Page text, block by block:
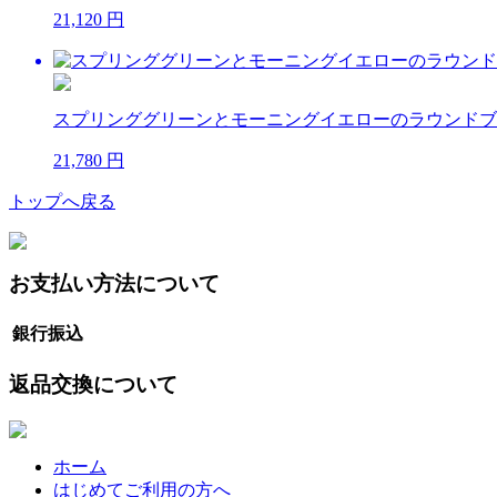
21,120 円
スプリンググリーンとモーニングイエローのラウンド
21,780 円
トップへ戻る
お支払い方法について
銀行振込
返品交換について
ホーム
はじめてご利用の方へ